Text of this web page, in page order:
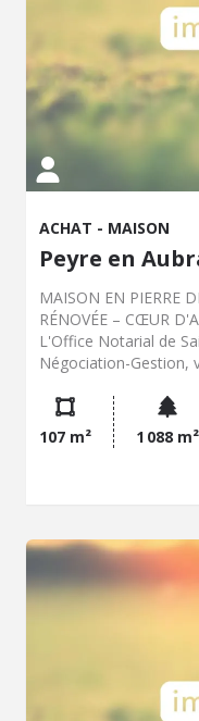
ACHAT - MAISON
Peyre en
MAISON EN PIERRE
RÉNOVÉE – CŒUR
L'Office Notarial de
Négociation-Gestion,
commerces et
magnifique maison en
et le confort
pour 134 m² de
sur l'arrière de la
Bel espace salon/
pierre apparente et
dans une cheminée
équipée avec accès
parfaite pour les
chambres
pimpante avec
sur l'arrière. Salles
107 m² 1 088 m²